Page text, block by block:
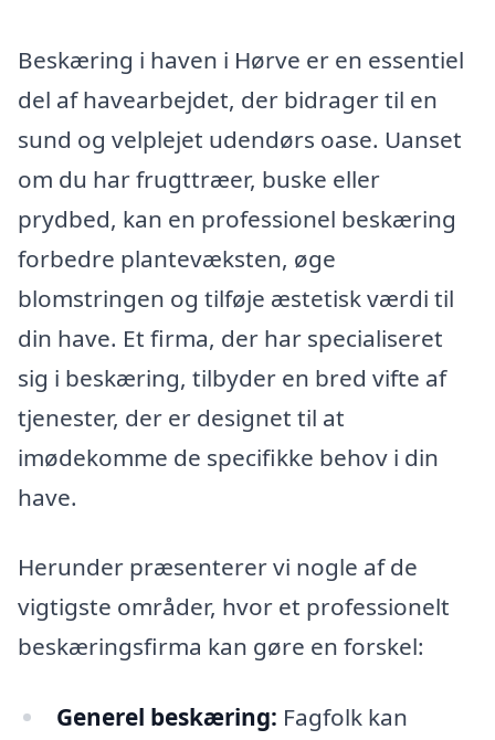
Beskæring i haven i Hørve er en essentiel
del af havearbejdet, der bidrager til en
sund og velplejet udendørs oase. Uanset
om du har frugttræer, buske eller
prydbed, kan en professionel beskæring
forbedre plantevæksten, øge
blomstringen og tilføje æstetisk værdi til
din have. Et firma, der har specialiseret
sig i beskæring, tilbyder en bred vifte af
tjenester, der er designet til at
imødekomme de specifikke behov i din
have.
Herunder præsenterer vi nogle af de
vigtigste områder, hvor et professionelt
beskæringsfirma kan gøre en forskel:
Generel beskæring: Fagfolk kan